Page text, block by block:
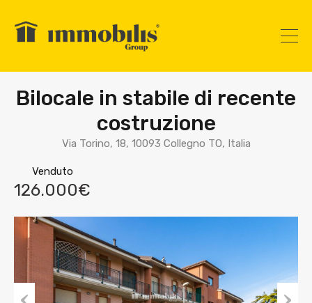
Bilocale in stabile di recente
costruzione
Via Torino, 18, 10093 Collegno TO, Italia
Venduto
126.000€